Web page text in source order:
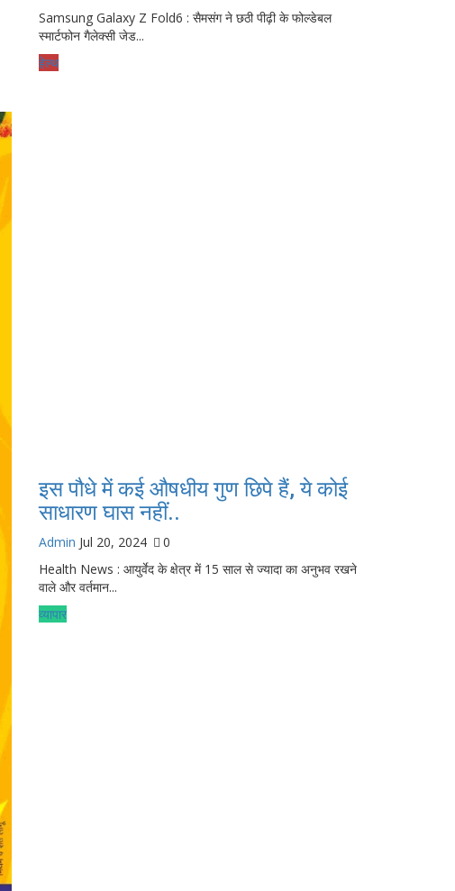
Samsung Galaxy Z Fold6 : सैमसंग ने छठी पीढ़ी के फोल्डेबल
स्मार्टफोन गैलेक्सी जेड...
हेल्थ
इस पौधे में कई औषधीय गुण छिपे हैं, ये कोई
साधारण घास नहीं..
Admin Jul 20, 2024
0
Health News : आयुर्वेद के क्षेत्र में 15 साल से ज्यादा का अनुभव रखने
वाले और वर्तमान...
व्यापार